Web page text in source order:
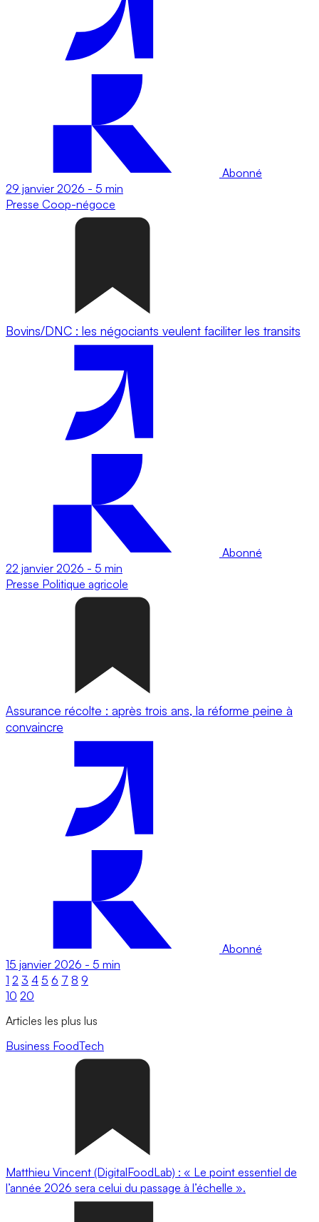
Abonné
29 janvier 2026 - 5 min
Presse Coop-négoce
Bovins/DNC : les négociants veulent faciliter les transits
Abonné
22 janvier 2026 - 5 min
Presse Politique agricole
Assurance récolte : après trois ans, la réforme peine à
convaincre
Abonné
15 janvier 2026 - 5 min
1 2 3 4 5 6 7 8 9
10 20
Articles les plus lus
Business FoodTech
Matthieu Vincent (DigitalFoodLab) : « Le point essentiel de
l’année 2026 sera celui du passage à l’échelle ».